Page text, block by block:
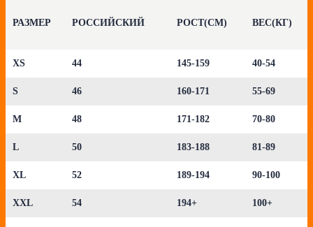
РАЗМЕР РОССИЙСКИЙ РОСТ(СМ) ВЕС(КГ)
XS 44 145-159 40-54
S 46 160-171 55-69
M 48 171-182 70-80
L 50 183-188 81-89
XL 52 189-194 90-100
XXL 54 194+ 100+